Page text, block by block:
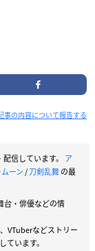
事の内容について報告する
信しています。 ア
ーン/刀剣乱舞の最
台・俳優などの情
VTuberなどストリー
います。